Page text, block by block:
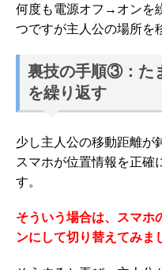
何度も電源オフ→オンを
つですが主人公の場所を
裏技の手順③：た
を繰り返す
少し主人公の移動距離が
スマホが位置情報を正確
す。
そういう場合は、スマホ
ンにして切り替えてみま